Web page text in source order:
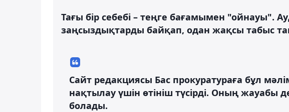
Тағы бір себебі – теңге бағамымен "ойнауы".
заңсыздықтарды байқап, одан жақсы табыс
Сайт редакциясы Бас прокуратураға бұл
нақтылау үшін өтініш түсірді. Оның жауабы
болады.